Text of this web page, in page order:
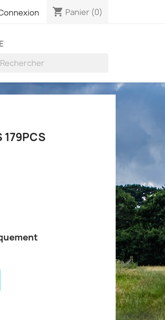
shopping_cart Panier (0)
179PCS